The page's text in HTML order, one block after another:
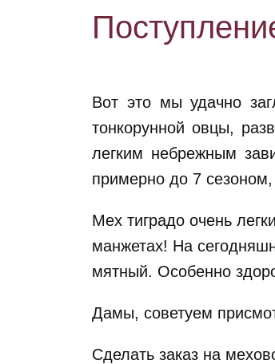
Вот это мы удачно
тонкорунной овцы,
легким небрежным
примерно до 7
Мех тиградо очень
манжетах! На
мятный. Особенно
Дамы, советуем
Сделать заказ на